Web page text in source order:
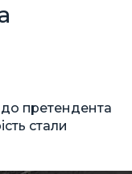
претендента
стали